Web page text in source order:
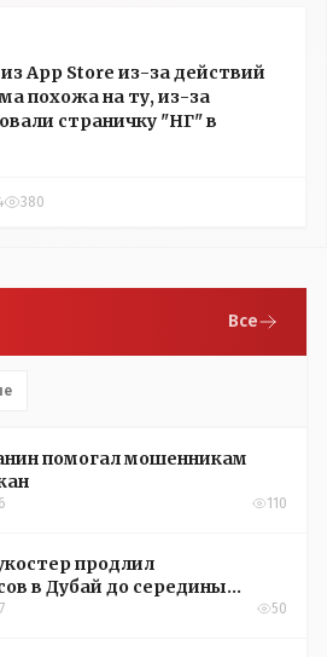
App Store из-за действий
похожа на ту, из-за
страничку "НГ" в
380
Все
помогал мошенникам
110
продлил
в Дубай до середины
50